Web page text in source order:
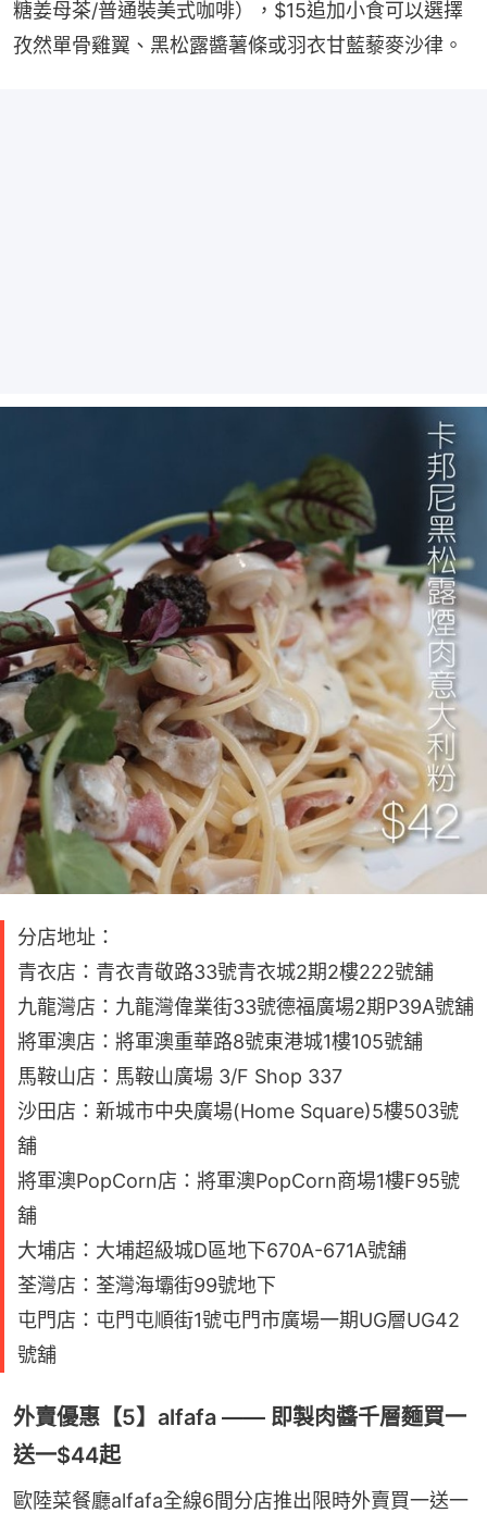
糖姜母茶/普通裝美式咖啡），$15追加小食可以選擇
孜然單骨雞翼、黑松露醬薯條或羽衣甘藍藜麥沙律。
分店地址：
青衣店：青衣青敬路33號青衣城2期2樓222號舖
九龍灣店：九龍灣偉業街33號德福廣場2期P39A號舖
將軍澳店：將軍澳重華路8號東港城1樓105號舖
馬鞍山店：馬鞍山廣場 3/F Shop 337
沙田店：新城市中央廣場(Home Square)5樓503號
舖
將軍澳PopCorn店：將軍澳PopCorn商場1樓F95號
舖
大埔店：大埔超級城D區地下670A-671A號舖
荃灣店：荃灣海壩街99號地下
屯門店：屯門屯順街1號屯門市廣場一期UG層UG42
號舖
外賣優惠【5】alfafa —— 即製肉醬千層麵買一
送一$44起
歐陸菜餐廳alfafa全線6間分店推出限時外賣買一送一